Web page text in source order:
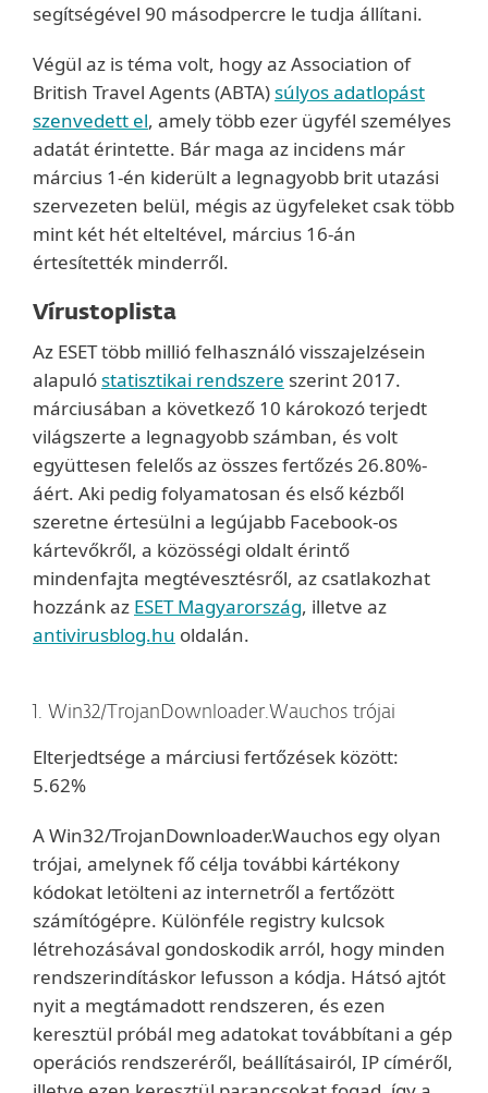
segítségével 90 másodpercre le tudja állítani.
Végül az is téma volt, hogy az Association of
British Travel Agents (ABTA)súlyos adatlopást
szenvedett el, amely több ezer ügyfél személyes
adatát érintette. Bár maga az incidens már
március 1-én kiderült a legnagyobb brit utazási
szervezeten belül, mégis az ügyfeleket csak több
mint két hét elteltével, március 16-án
értesítették minderről.
Vírustoplista
Az ESET több millió felhasználó visszajelzésein
alapulóstatisztikai rendszere szerint 2017.
márciusában a következő 10 károkozó terjedt
világszerte a legnagyobb számban, és volt
együttesen felelős az összes fertőzés 26.80%-
áért. Aki pedig folyamatosan és első kézből
szeretne értesülni a legújabb Facebook-os
kártevőkről, a közösségi oldalt érintő
mindenfajta megtévesztésről, az csatlakozhat
hozzánk az ESET Magyarország, illetve az
antivirusblog.hu oldalán.
1. Win32/TrojanDownloader.Wauchos trójai
Elterjedtsége a márciusi fertőzések között:
5.62%
A Win32/TrojanDownloader.Wauchos egy olyan
trójai, amelynek fő célja további kártékony
kódokat letölteni az internetről a fertőzött
számítógépre. Különféle registry kulcsok
létrehozásával gondoskodik arról, hogy minden
rendszerindításkor lefusson a kódja. Hátsó ajtót
nyit a megtámadott rendszeren, és ezen
keresztül próbál meg adatokat továbbítani a gép
operációs rendszeréről, beállításairól, IP címéről,